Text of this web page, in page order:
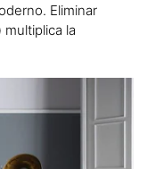
Eliminar
la